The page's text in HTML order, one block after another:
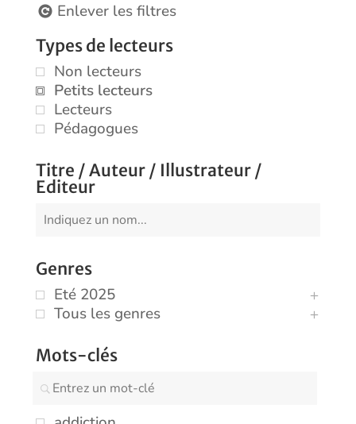
Enlever les filtres
Types de lecteurs
Non lecteurs
Petits lecteurs
Lecteurs
Pédagogues
Titre / Auteur / Illustrateur /
Editeur
Genres
Eté 2025
Tous les genres
Mots-clés